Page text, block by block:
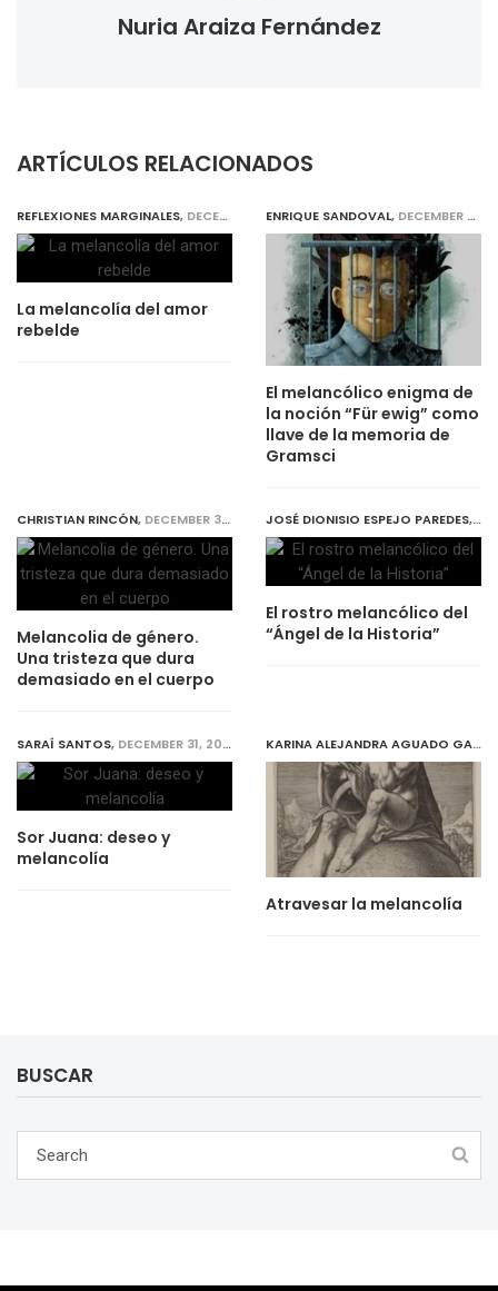
Nuria Araiza Fernández
ARTÍCULOS RELACIONADOS
REFLEXIONES MARGINALES, DECEMBER 31, 2018
La melancolía del amor
rebelde
ENRIQUE SANDOVAL, DECEMBER 31, 2018
El melancólico enigma de
la noción “Für ewig” como
llave de la memoria de
Gramsci
CHRISTIAN RINCÓN, DECEMBER 31, 2018
Melancolia de género.
Una tristeza que dura
demasiado en el cuerpo
JOSÉ DIONISIO ESPEJO PAREDES,
El rostro melancólico del
“Ángel de la Historia”
SARAÍ SANTOS, DECEMBER 31, 2018
Sor Juana: deseo y
melancolía
KARINA ALEJANDRA AGUADO GARCÍA
Atravesar la melancolía
BUSCAR